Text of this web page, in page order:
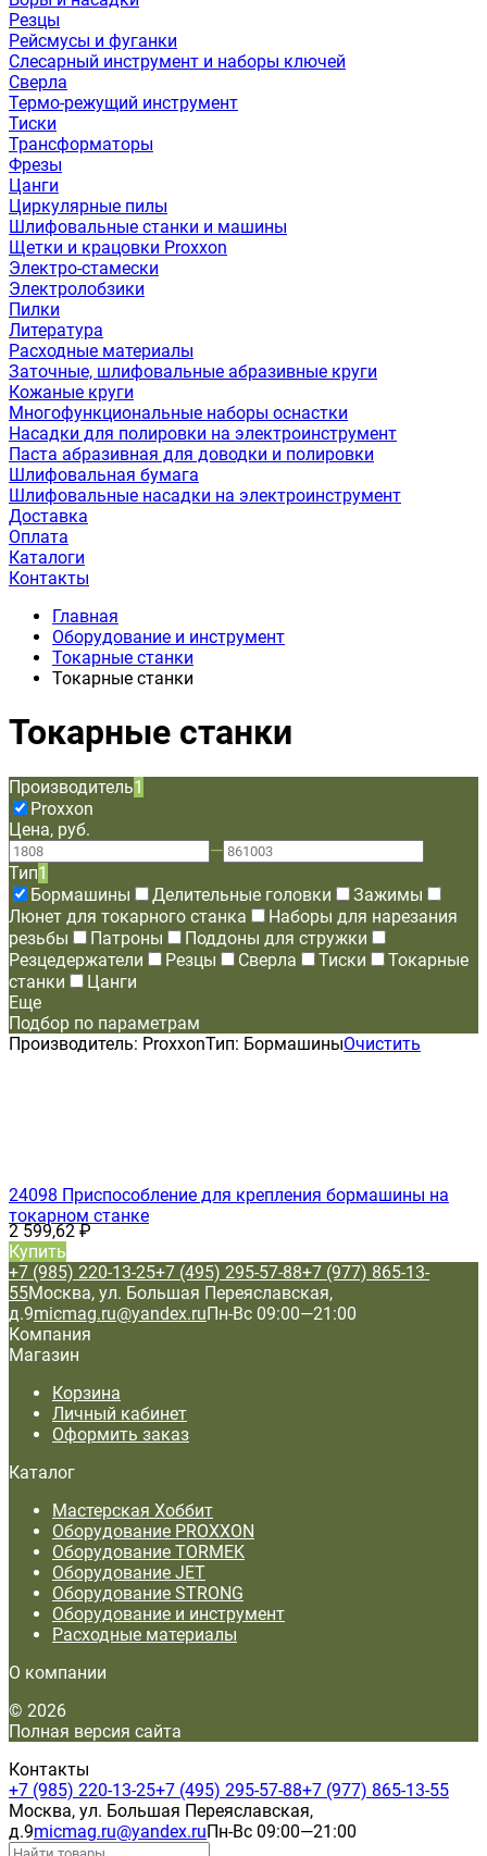
Резцы
Рейсмусы и фуганки
Слесарный инструмент и наборы ключей
Сверла
Термо-режущий инструмент
Тиски
Трансформаторы
Фрезы
Цанги
Циркулярные пилы
Шлифовальные станки и машины
Щетки и крацовки Proxxon
Электро-стамески
Электролобзики
Пилки
Литература
Расходные материалы
Заточные, шлифовальные абразивные круги
Кожаные круги
Многофункциональные наборы оснастки
Насадки для полировки на электроинструмент
Паста абразивная для доводки и полировки
Шлифовальная бумага
Шлифовальные насадки на электроинструмент
Доставка
Оплата
Каталоги
Контакты
Главная
Оборудование и инструмент
Токарные станки
Токарные станки
Токарные станки
Производитель1
Proxxon
Цена, руб.
—
Тип1
Бормашины
Делительные головки
Зажимы
Люнет для токарного станка
Наборы для нарезания
резьбы
Патроны
Поддоны для стружки
Резцедержатели
Резцы Сверла Тиски
Токарные
станки
Цанги
Еще
Подбор по параметрам
Производитель: ProxxonТип: БормашиныОчистить
24098 Приспособление для крепления бормашины на
токарном станке
2 599,62₽
Купить
+7 (985) 220-13-25+7 (495) 295-57-88+7 (977) 865-13-
55Москва, ул. Большая Переяславская,
д.9micmag.ru@yandex.ruПн-Вс 09:00—21:00
Компания
Магазин
Корзина
Личный кабинет
Оформить заказ
Каталог
Мастерская Хоббит
Оборудование PROXXON
Оборудование TORMEK
Оборудование JET
Оборудование STRONG
Оборудование и инструмент
Расходные материалы
О компании
© 2026
Полная версия сайта
Контакты
+7 (985) 220-13-25+7 (495) 295-57-88+7 (977) 865-13-55
Москва, ул. Большая Переяславская,
д.9micmag.ru@yandex.ruПн-Вс 09:00—21:00